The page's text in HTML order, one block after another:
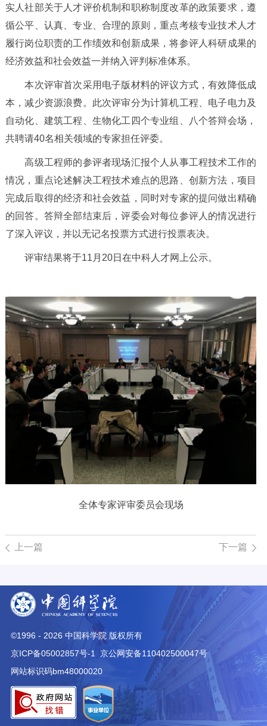
实人社部关于人才评价机制和职称制度改革的政策要求，遵
循公平、认真、专业、合理的原则，重点考核专业技术人才
履行岗位职责的工作绩效和创新成果，将参评人科研成果的
经济效益和社会效益一并纳入评判标准体系。
本次评审首次采用电子版材料的评议方式，有效降低成
本，减少资源浪费。此次评审分为计算机工程、电子电力及
自动化、建筑工程、生物化工四个专业组、八个答辩会场，
共聘请40名相关领域的专家担任评委。
高级工程师的参评者现场汇报个人从事工程技术工作的
情况，重点论述解决工程技术难点的思路、创新方法，项目
完成后取得的经济和社会效益，同时对专家的提问做出精确
的回答。答辩全部结束后，评委会对每位参评人的情况进行
了深入评议，并以无记名投票方式进行投票表决。
评审结果将于11 月 20日在中科人才网上公示。
全体专家评审委员会现场
上一篇 下一篇
©1996 - 2026 中国科学院 版权所有
京ICP备05002857号-1
京公网安备110402500047号
网站标识码bm48000020